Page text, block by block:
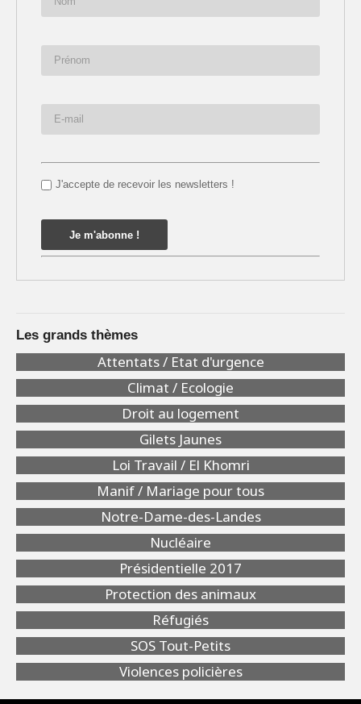
J'accepte de recevoir les newsletters !
Les grands thèmes
Attentats / Etat d'urgence
Climat / Ecologie
Droit au logement
Gilets Jaunes
Loi Travail / El Khomri
Manif / Mariage pour tous
Notre-Dame-des-Landes
Nucléaire
Présidentielle 2017
Protection des animaux
Réfugiés
SOS Tout-Petits
Violences policières